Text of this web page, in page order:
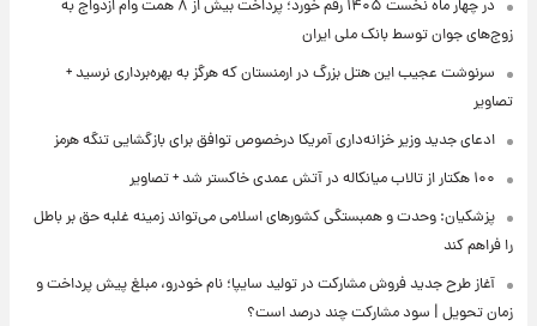
در چهار ماه نخست ۱۴۰۵ رقم خورد؛ پرداخت بیش از ۸ همت وام ازدواج به
زوج‌های جوان توسط بانک ملی ایران
سرنوشت عجیب این هتل بزرگ در ارمنستان که هرگز به بهره‌برداری نرسید +
تصاویر
ادعای جدید وزیر خزانه‌داری آمریکا درخصوص توافق برای بازگشایی تنگه هرمز
۱۰۰ هکتار از تالاب میانکاله در آتش عمدی خاکستر شد + تصاویر
پزشکیان: وحدت و همبستگی کشورهای اسلامی می‌تواند زمینه غلبه حق بر باطل
را فراهم کند
آغاز طرح جدید فروش مشارکت در تولید سایپا؛ نام خودرو، مبلغ پیش پرداخت و
زمان تحویل | سود مشارکت چند درصد است؟